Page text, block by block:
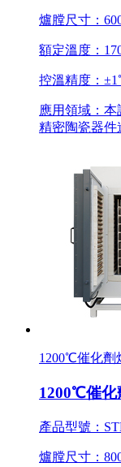
爐膛尺寸：
額定溫度：
控溫精度：
應用領域：
精密陶瓷器件
1200℃催化劑
1200℃催化
產品型號：
爐膛尺寸：